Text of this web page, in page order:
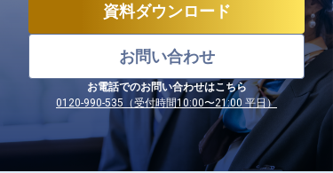
お問い合わせ
資料ダウンロード
お電話でのお問い合わせはこちら
0120-990-535（受付時間10:00〜21:00 平日）